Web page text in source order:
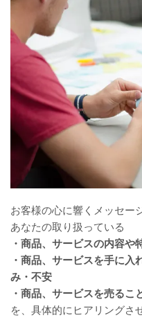
お客様の心に響くメッセー
あなたの取り扱っている
・商品、サービスの内容や
・商品、サービスを手に
み・不安
・商品、サービスを売るこ
を、具体的にヒアリングさ